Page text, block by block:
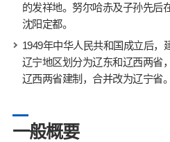
的发祥地。努尔哈赤及子孙先后
沈阳定都。
1949年中华人民共和国成立后，
辽宁地区划分为辽东和辽西两省
辽西两省建制，合并改为辽宁省。
一般概要